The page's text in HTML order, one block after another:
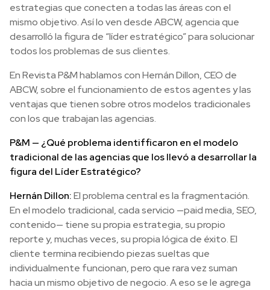
estrategias que conecten a todas las áreas con el
mismo objetivo. Así lo ven desde ABCW, agencia que
desarrolló la figura de “líder estratégico” para solucionar
todos los problemas de sus clientes.
En Revista P&M hablamos con Hernán Dillon, CEO de
ABCW, sobre el funcionamiento de estos agentes y las
ventajas que tienen sobre otros modelos tradicionales
con los que trabajan las agencias.
P&M — ¿Qué problema identifficaron en el modelo
tradicional de las agencias que los llevó a desarrollar la
figura del Líder Estratégico?
Hernán Dillon:El problema central es la fragmentación.
En el modelo tradicional, cada servicio —paid media, SEO,
contenido— tiene su propia estrategia, su propio
reporte y, muchas veces, su propia lógica de éxito. El
cliente termina recibiendo piezas sueltas que
individualmente funcionan, pero que rara vez suman
hacia un mismo objetivo de negocio. A eso se le agrega